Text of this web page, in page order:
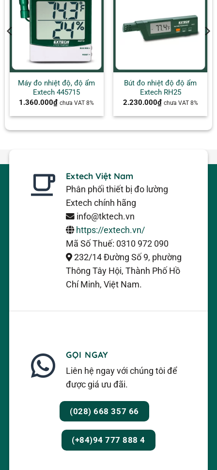
Máy đo nhiệt độ, độ ẩm
Extech 445715
1.360.000₫ chưa VAT 8%
Bút đo nhiệt độ độ ẩm
Extech RH25
2.230.000₫ chưa VAT 8%
Extech Việt Nam
Phân phối thiết bị đo lường
Extech chính hãng
info@tktech.vn
https://extech.vn/
Mã Số Thuế: 0310 972 090
232/14 Đường Số 9, phường
Thông Tây Hội, Thành Phố Hồ
Chí Minh, Việt Nam.
GỌI NGAY
Liên hệ ngay với chúng tôi để
được giá ưu đãi.
(028) 668 357 66
(+84)94 777 888 4